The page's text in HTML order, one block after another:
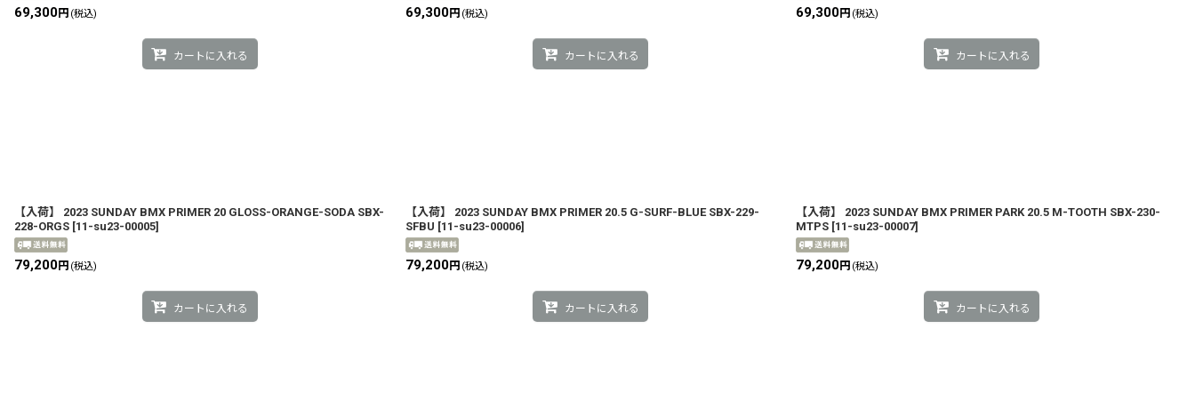
69,300円 (税込)
カートに入れる
69,300円 (税込)
カートに入れる
69,300円 (税込)
カートに入れる
【入荷】 2023 SUNDAY BMX PRIMER 20 GLOSS-ORANGE-SODA SBX-
228-ORGS [11-su23-00005]
79,200円 (税込)
カートに入れる
【入荷】 2023 SUNDAY BMX PRIMER 20.5 G-SURF-BLUE SBX-229-
SFBU [11-su23-00006]
79,200円 (税込)
カートに入れる
【入荷】 2023 SUNDAY BMX PRIMER PARK 20.5 M-TOOTH SBX-230-
MTPS [11-su23-00007]
79,200円 (税込)
カートに入れる